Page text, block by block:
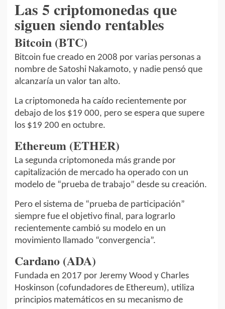
Las 5 criptomonedas que
siguen siendo rentables
Bitcoin (BTC)
Bitcoin fue creado en 2008 por varias personas a
nombre de Satoshi Nakamoto, y nadie pensó que
alcanzaría un valor tan alto.
La criptomoneda ha caído recientemente por
debajo de los $19 000, pero se espera que supere
los $19 200 en octubre.
Ethereum (ETHER)
La segunda criptomoneda más grande por
capitalización de mercado ha operado con un
modelo de “prueba de trabajo” desde su creación.
Pero el sistema de “prueba de participación”
siempre fue el objetivo final, para lograrlo
recientemente cambió su modelo en un
movimiento llamado “convergencia”.
Cardano (ADA)
Fundada en 2017 por Jeremy Wood y Charles
Hoskinson (cofundadores de Ethereum), utiliza
principios matemáticos en su mecanismo de